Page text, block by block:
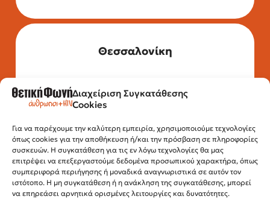
Διαχείριση Συγκατάθεσης
Cookies
Για να παρέχουμε την καλύτερη εμπειρία, χρησιμοποιούμε τεχνολογίες
όπως cookies για την αποθήκευση ή/και την πρόσβαση σε πληροφορίες
συσκευών. Η συγκατάθεση για τις εν λόγω τεχνολογίες θα μας
επιτρέψει να επεξεργαστούμε δεδομένα προσωπικού χαρακτήρα, όπως
συμπεριφορά περιήγησης ή μοναδικά αναγνωριστικά σε αυτόν τον
ιστότοπο. Η μη συγκατάθεση ή η ανάκληση της συγκατάθεσης, μπορεί
να επηρεάσει αρνητικά ορισμένες λειτουργίες και δυνατότητες.
Θεσσαλονίκη
Τηλέφωνο: 2315 525 020
Fax: 210 32 15 644
Εγνατίας 112, 3ος όροφος, 54622,
Θεσσαλονίκη
Ώρες λειτουργίας:
Δευτέρα – Παρασκευή, 10:00 –14:00